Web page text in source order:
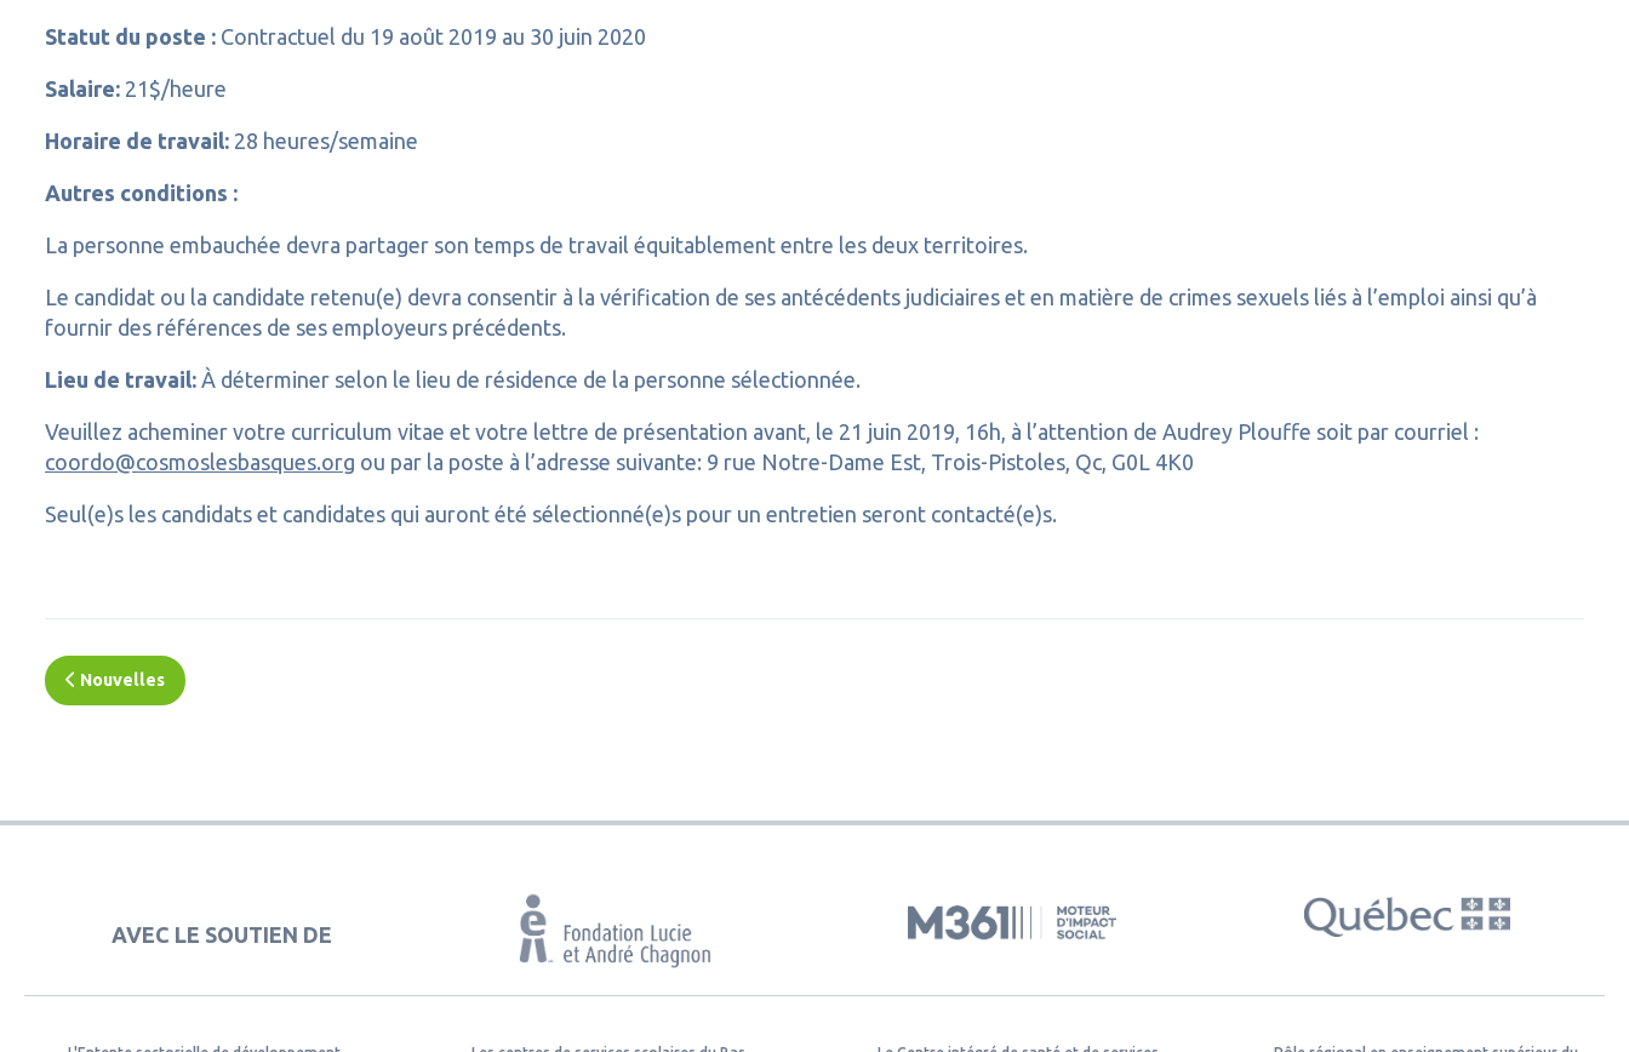
Statut du poste : Contractuel du 19 août 2019 au 30 juin 2020
Salaire: 21$/heure
Horaire de travail: 28 heures/semaine
Autres conditions :
La personne embauchée devra partager son temps de travail équitablement entre les deux territoires.
Le candidat ou la candidate retenu(e) devra consentir à la vérification de ses antécédents judiciaires et en matière de crimes sexuels liés à l’emploi ainsi qu’à
fournir des références de ses employeurs précédents.
Lieu de travail: À déterminer selon le lieu de résidence de la personne sélectionnée.
Veuillez acheminer votre curriculum vitae et votre lettre de présentation avant, le 21 juin 2019, 16h, à l’attention de Audrey Plouffe soit par courriel :
coordo@cosmoslesbasques.org ou par la poste à l’adresse suivante: 9 rue Notre-Dame Est, Trois-Pistoles, Qc, G0L 4K0
Seul(e)s les candidats et candidates qui auront été sélectionné(e)s pour un entretien seront contacté(e)s.
Nouvelles
AVEC LE SOUTIEN DE